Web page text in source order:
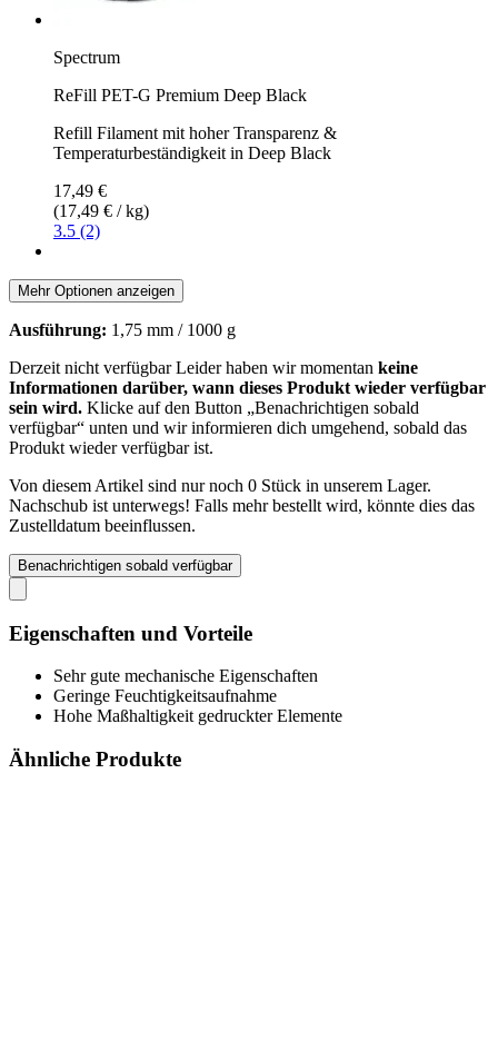
Spectrum
ReFill PET-G Premium Deep Black
Refill Filament mit hoher Transparenz &
Temperaturbeständigkeit in Deep Black
17,49 €
(17,49 € / kg)
3.5 (2)
Mehr Optionen anzeigen
Ausführung: 1,75 mm / 1000 g
Derzeit nicht verfügbarLeider haben wir momentan keine
Informationen darüber, wann dieses Produkt wieder verfügbar
sein wird. Klicke auf den Button „Benachrichtigen sobald
verfügbar“ unten und wir informieren dich umgehend, sobald das
Produkt wieder verfügbar ist.
Von diesem Artikel sind nur noch 0 Stück in unserem Lager.
Nachschub ist unterwegs! Falls mehr bestellt wird, könnte dies das
Zustelldatum beeinflussen.
Benachrichtigen sobald verfügbar
Eigenschaften und Vorteile
Sehr gute mechanische Eigenschaften
Geringe Feuchtigkeitsaufnahme
Hohe Maßhaltigkeit gedruckter Elemente
Ähnliche Produkte